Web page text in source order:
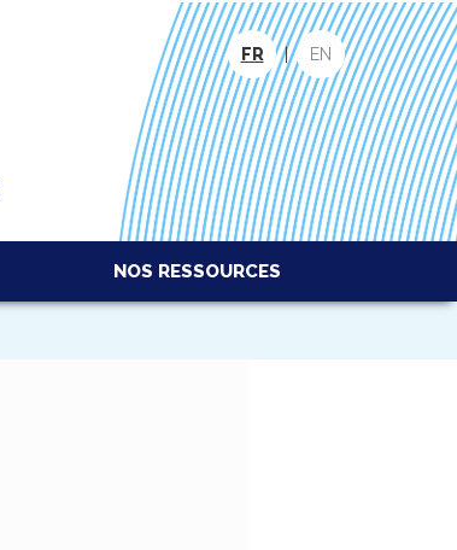
FR | EN
NOS RESSOURCES